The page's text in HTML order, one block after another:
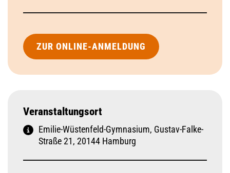
ZUR ONLINE-ANMELDUNG
Veranstaltungsort
Emilie-Wüstenfeld-Gymnasium, Gustav-Falke-
Straße 21, 20144 Hamburg